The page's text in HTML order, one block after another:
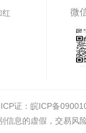
红
微
证： 皖ICP备
信息的虚假，交易